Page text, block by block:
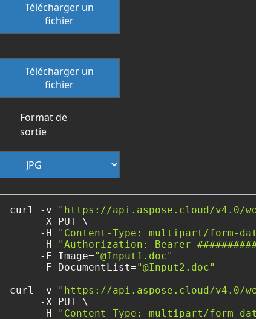
Télécharger un
fichier
Télécharger un
fichier
Format de
sortie
curl -v
"https://api.aspose.cloud/v4.0/
     -X PUT \
     -H
"Content-Type: multipart/form-data"
     -H
"Authorization: Bearer
     -F Image=
"@Input1.doc"
     -F DocumentList=
"@Input2.doc"
curl -v
"https://api.aspose.cloud/v4.0/
     -X PUT \
     -H
"Content-Type: multipart/form-data"